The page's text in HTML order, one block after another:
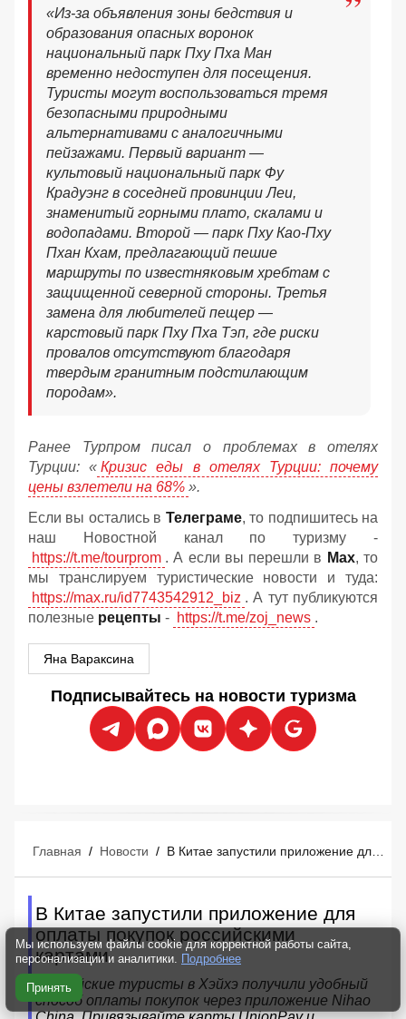
«Из-за объявления зоны бедствия и
образования опасных воронок
национальный парк Пху Пха Ман
временно недоступен для посещения.
Туристы могут воспользоваться тремя
безопасными природными
альтернативами с аналогичными
пейзажами. Первый вариант —
культовый национальный парк Фу
Крадуэнг в соседней провинции Леи,
знаменитый горными плато, скалами и
водопадами. Второй — парк Пху Као-Пху
Пхан Кхам, предлагающий пешие
маршруты по известняковым хребтам с
защищенной северной стороны. Третья
замена для любителей пещер —
карстовый парк Пху Пха Тэп, где риски
провалов отсутствуют благодаря
твердым гранитным подстилающим
породам».
Ранее Турпром писал о проблемах в отелях
Турции: « Кризис еды в отелях Турции: почему
цены взлетели на 68% ».
Если вы остались в Телеграме, то подпишитесь на
наш Новостной канал по туризму -
https://t.me/tourprom . А если вы перешли в Мах, то
мы транслируем туристические новости и туда:
https://max.ru/id7743542912_biz . А тут публикуются
полезные рецепты - https://t.me/zoj_news .
Яна Вараксина
Подписывайтесь на новости туризма
Главная / Новости /
В Китае запустили приложение для
оплаты покупок российскими
картами
Российские туристы в Хэйхэ получили удобный
способ оплаты покупок через приложение Nihao
Мы используем файлы cookie для корректной работы сайта,
персонализации и аналитики. Подробнее
Принять